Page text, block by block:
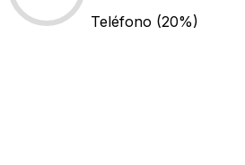
Teléfono (20%)